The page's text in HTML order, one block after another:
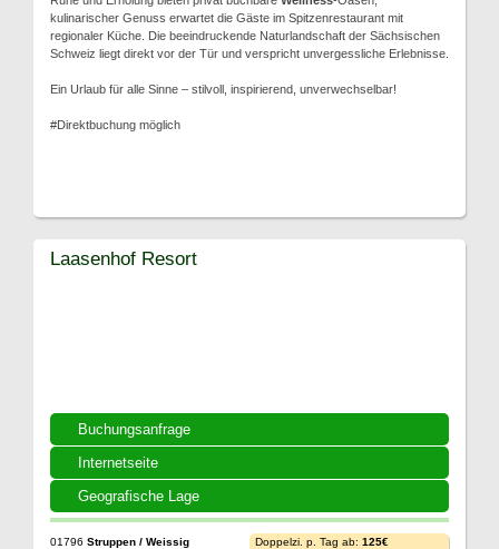
kulinarischer Genuss erwartet die Gäste im Spitzenrestaurant mit
regionaler Küche. Die beeindruckende Naturlandschaft der Sächsischen
Schweiz liegt direkt vor der Tür und verspricht unvergessliche Erlebnisse.
Ein Urlaub für alle Sinne – stilvoll, inspirierend, unverwechselbar!
#Direktbuchung möglich
Buchungsanfrage
Internetseite
Geografische Lage
Laasenhof Resort
01796 Struppen / Weissig
Doppelzi. p. Tag ab: 125€